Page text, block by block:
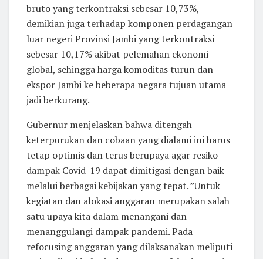
bruto yang terkontraksi sebesar 10,73%,
demikian juga terhadap komponen perdagangan
luar negeri Provinsi Jambi yang terkontraksi
sebesar 10,17% akibat pelemahan ekonomi
global, sehingga harga komoditas turun dan
ekspor Jambi ke beberapa negara tujuan utama
jadi berkurang.
Gubernur menjelaskan bahwa ditengah
keterpurukan dan cobaan yang dialami ini harus
tetap optimis dan terus berupaya agar resiko
dampak Covid-19 dapat dimitigasi dengan baik
melalui berbagai kebijakan yang tepat. ”Untuk
kegiatan dan alokasi anggaran merupakan salah
satu upaya kita dalam menangani dan
menanggulangi dampak pandemi. Pada
refocusing anggaran yang dilaksanakan meliputi